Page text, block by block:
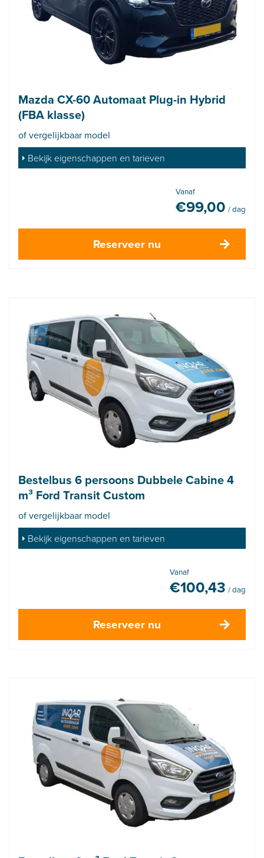
Mazda CX-60 Automaat Plug-in Hybrid
(FBA klasse)
of vergelijkbaar model
Bekijk eigenschappen en tarieven
Vanaf
€99,00 / dag
Reserveer nu
Bestelbus 6 persoons Dubbele Cabine 4
m³ Ford Transit Custom
of vergelijkbaar model
Bekijk eigenschappen en tarieven
Vanaf
€100,43 / dag
Reserveer nu